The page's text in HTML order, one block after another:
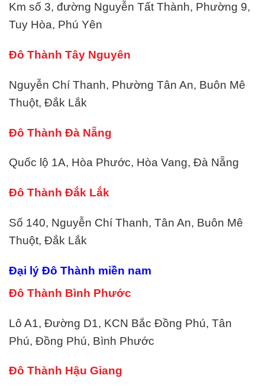
Km số 3, đường Nguyễn Tất Thành, Phường 9,
Tuy Hòa, Phú Yên
Đô Thành Tây Nguyên
Nguyễn Chí Thanh, Phường Tân An, Buôn Mê
Thuột, Đắk Lắk
Đô Thành Đà Nẵng
Quốc lộ 1A, Hòa Phước, Hòa Vang, Đà Nẵng
Đô Thành Đắk Lắk
Số 140, Nguyễn Chí Thanh, Tân An, Buôn Mê
Thuột, Đắk Lắk
Đại lý Đô Thành miền nam
Đô Thành Bình Phước
Lô A1, Đường D1, KCN Bắc Đồng Phú, Tân
Phú, Đồng Phú, Bình Phước
Đô Thành Hậu Giang